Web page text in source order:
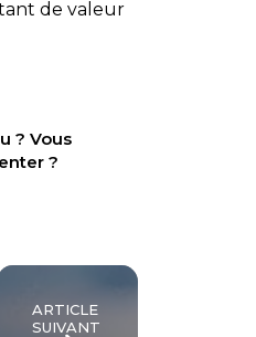
de valeur
? Vous
?
ARTICLE
SUIVANT